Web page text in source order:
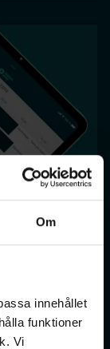
Om
innehållet
funktioner
Vi
även
dina